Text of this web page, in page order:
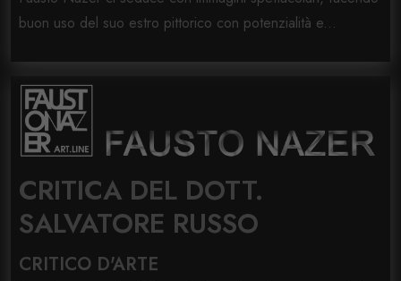
buon uso del suo estro pittorico con potenzialità e...
CRITICA DEL DOTT.
SALVATORE RUSSO
CRITICO D'ARTE